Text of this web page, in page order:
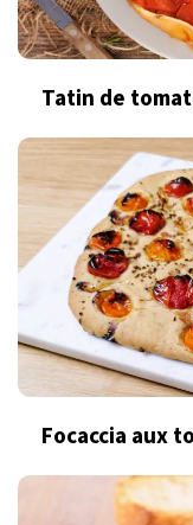
Tatin de
Focaccia aux